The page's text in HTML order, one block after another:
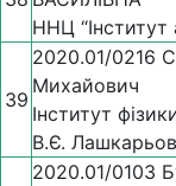
ННЦ “Інститут
39
2020.01/0216
Михайович
Інститут
В.Є.
2020.01/0103